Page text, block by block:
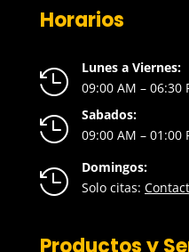
Horarios

Lunes a Viernes:
09:00 AM – 06:30

Sabados:
09:00 AM – 01:00

Domingos:
Solo citas:
Productos y